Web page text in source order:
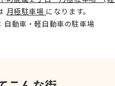
月極駐車場 になります。
動車・軽自動車の駐車場